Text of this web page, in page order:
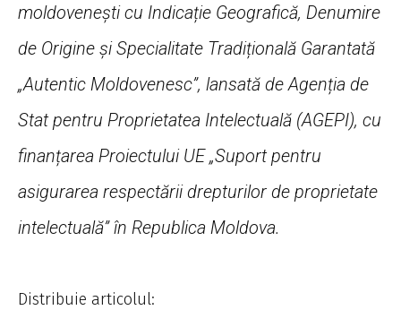
moldovenești cu Indicație Geografică, Denumire
de Origine și Specialitate Tradițională Garantată
„Autentic Moldovenesc”, lansată de Agenția de
Stat pentru Proprietatea Intelectuală (AGEPI), cu
finanțarea Proiectului UE „Suport pentru
asigurarea respectării drepturilor de proprietate
intelectuală” în Republica Moldova.
Distribuie articolul: